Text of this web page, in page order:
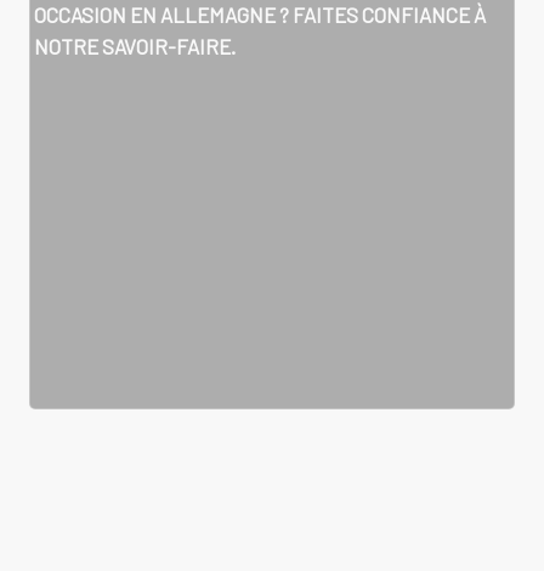
OCCASION EN ALLEMAGNE ? FAITES CONFIANCE À
NOTRE SAVOIR-FAIRE.